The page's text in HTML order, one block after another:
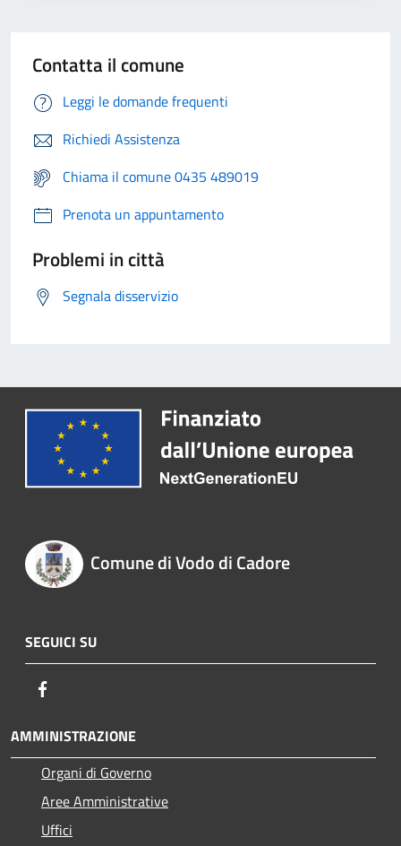
Contatta il comune
Leggi le domande frequenti
Richiedi Assistenza
Chiama il comune 0435 489019
Prenota un appuntamento
Problemi in città
Segnala disservizio
Comune di Vodo di Cadore
SEGUICI SU
AMMINISTRAZIONE
Organi di Governo
Aree Amministrative
Uffici